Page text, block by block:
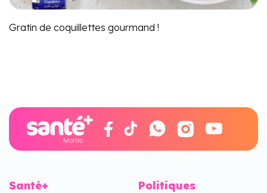
Gratin de coquillettes gourmand !
Santé+ Politiques